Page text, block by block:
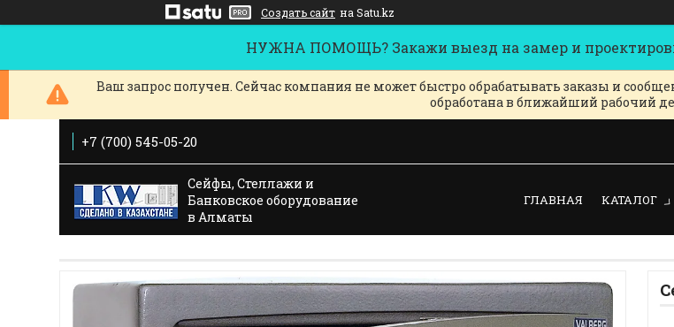
Создать сайт на Satu.kz
НУЖНА ПОМОЩЬ? Закажи выезд на замер и
Ваш запрос получен. Сейчас компания не может быстро обрабатывать заказы и
обработана в ближайший рабочий
+7 (700) 545-05-20
Сейфы, Стеллажи и
Банковское оборудование
в Алматы
ГЛАВНАЯ КАТАЛОГ